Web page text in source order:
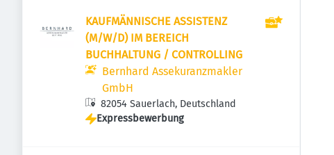
KAUFMÄNNISCHE ASSISTENZ
(M/W/D) IM BEREICH
BUCHHALTUNG / CONTROLLING
Bernhard Assekuranzmakler
GmbH
82054 Sauerlach, Deutschland
Expressbewerbung